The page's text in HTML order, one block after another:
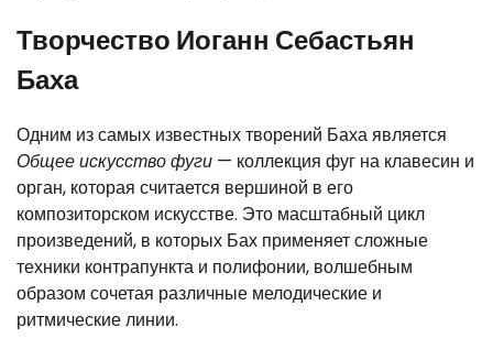
Творчество Иоганн Себастьян
Баха
Одним из самых известных творений Баха является
Общее искусство фуги — коллекция фуг на клавесин и
орган, которая считается вершиной в его
композиторском искусстве. Это масштабный цикл
произведений, в которых Бах применяет сложные
техники контрапункта и полифонии, волшебным
образом сочетая различные мелодические и
ритмические линии.